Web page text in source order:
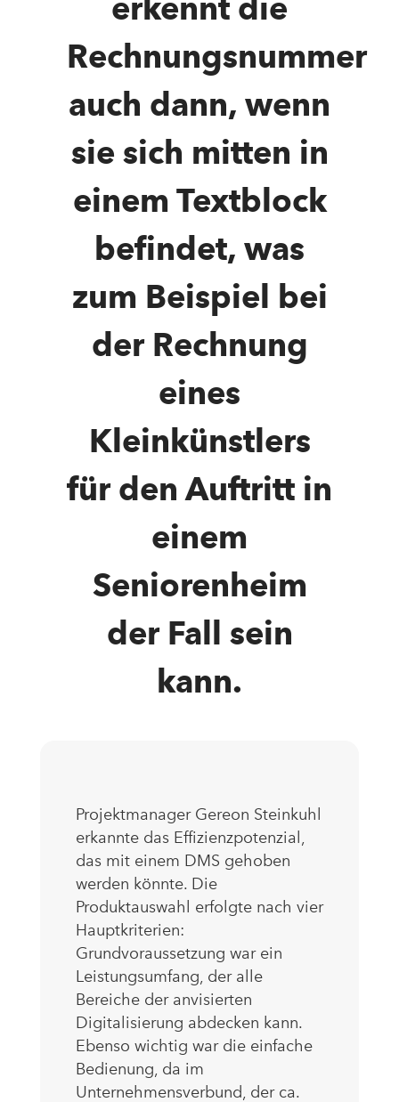
Rechnungsnummer
auch dann, wenn
sie sich mitten in
einem Textblock
befindet, was
zum Beispiel bei
der Rechnung
eines
Kleinkünstlers
für den Auftritt in
einem
Seniorenheim
der Fall sein
kann.
Projektmanager Gereon Steinkuhl
erkannte das Effizienzpotenzial,
das mit einem DMS gehoben
werden könnte. Die
Produktauswahl erfolgte nach vier
Hauptkriterien:
Grundvoraussetzung war ein
Leistungsumfang, der alle
Bereiche der anvisierten
Digitalisierung abdecken kann.
Ebenso wichtig war die einfache
Bedienung, da im
Unternehmensverbund, der ca.